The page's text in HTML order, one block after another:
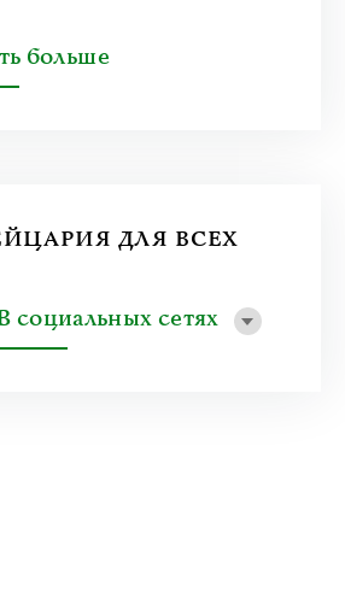
больше
ДЛЯ ВСЕХ
социальных сетях